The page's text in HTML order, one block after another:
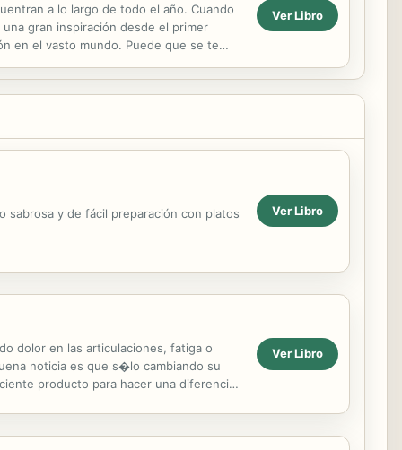
a lo largo de todo el año. Cuando
gran inspiración desde el primer
en el vasto mundo. Puede que se te
Ver Libro
sabrosa y de fácil preparación con platos Ver Libro
dolor en las articulaciones, fatiga o
noticia es que s�lo cambiando su
producto para hacer una diferencia
Ver Libro